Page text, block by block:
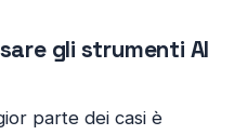
gli strumenti AI
parte dei casi è